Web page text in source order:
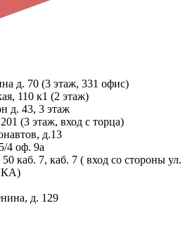
д. 70 (3 этаж, 331 офис)
110 к1 (2 этаж)
д. 43, 3 этаж
(3 этаж, вход с торца)
д.13
4 оф. 9а
каб. 7, каб. 7 ( вход со стороны ул.
д. 129